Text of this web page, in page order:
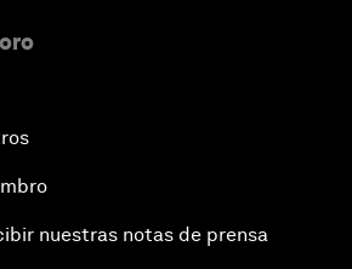
nuestras notas de prensa